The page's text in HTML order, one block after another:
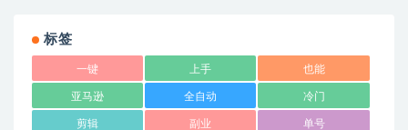
标签
一键 上手 也能
亚马逊 全自动 冷门
剪辑 副业 单号